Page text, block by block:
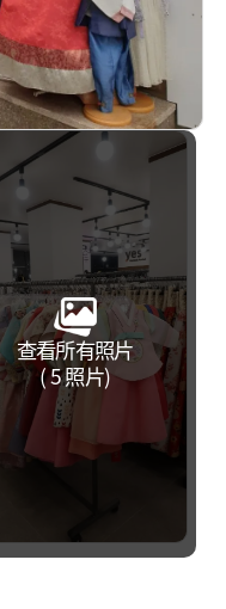
查看所有照片
( 5 照片)